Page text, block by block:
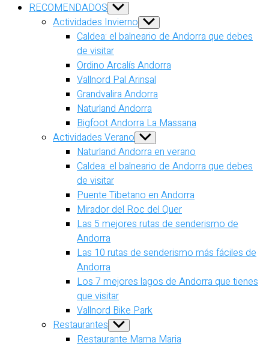
RECOMENDADOS Show
sub
menu
Actividades Invierno Show
sub
menu
Caldea: el balneario de Andorra que debes
de visitar
Ordino Arcalís Andorra
Vallnord Pal Arinsal
Grandvalira Andorra
Naturland Andorra
Bigfoot Andorra La Massana
Actividades Verano Show
sub
menu
Naturland Andorra en verano
Caldea: el balneario de Andorra que debes
de visitar
Puente Tibetano en Andorra
Mirador del Roc del Quer
Las 5 mejores rutas de senderismo de
Andorra
Las 10 rutas de senderismo más fáciles de
Andorra
Los 7 mejores lagos de Andorra que tienes
que visitar
Vallnord Bike Park
Restaurantes Show
sub
menu
Restaurante Mama Maria